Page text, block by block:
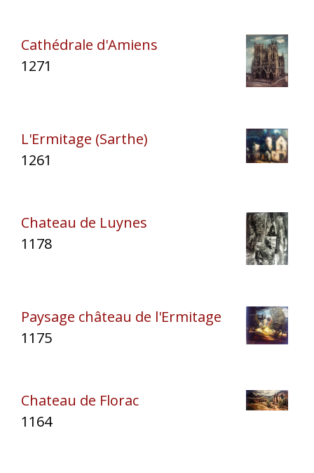
Cathédrale d'Amiens
1271
L'Ermitage (Sarthe)
1261
Chateau de Luynes
1178
Paysage château de l'Ermitage
1175
Chateau de Florac
1164